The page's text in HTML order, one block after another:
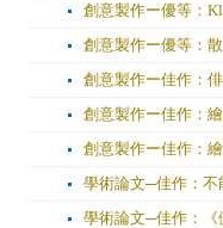
創意製作ー優等：
創意製作ー優等：
創意製作ー佳作：
創意製作ー佳作：
創意製作ー佳作：
學術論文─佳作：
學術論文─佳作：